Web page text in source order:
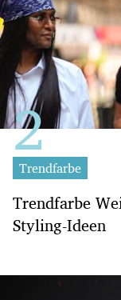
Trendfarbe
Trendfarbe
Styling-Ideen